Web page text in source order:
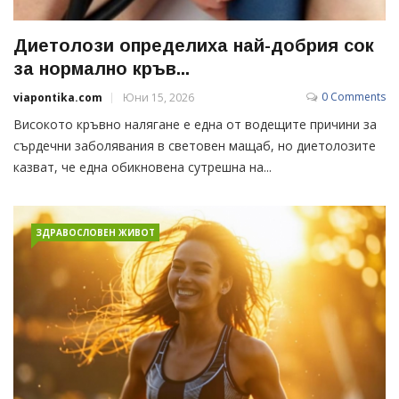
Диетолози определиха най-добрия сок
за нормално кръв...
viapontika.com Юни 15, 2026 0 Comments
Високото кръвно налягане е една от водещите причини за
сърдечни заболявания в световен мащаб, но диетолозите
казват, че една обикновена сутрешна на...
ЗДРАВОСЛОВЕН ЖИВОТ